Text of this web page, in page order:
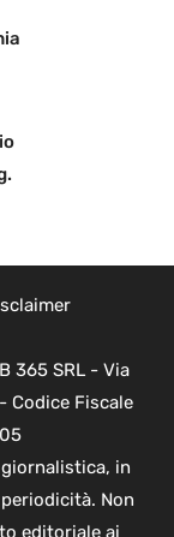
365 SRL - Via
Codice Fiscale
in
Non
editoriale ai